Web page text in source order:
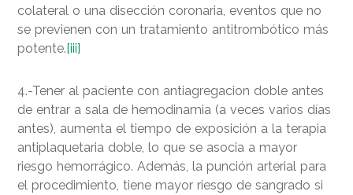
colateral o una disección coronaria, eventos que no
se previenen con un tratamiento antitrombótico más
potente.[iii]
4.-Tener al paciente con antiagregacion doble antes
de entrar a sala de hemodinamia (a veces varios días
antes), aumenta el tiempo de exposición a la terapia
antiplaquetaria doble, lo que se asocia a mayor
riesgo hemorrágico. Además, la punción arterial para
el procedimiento, tiene mayor riesgo de sangrado si